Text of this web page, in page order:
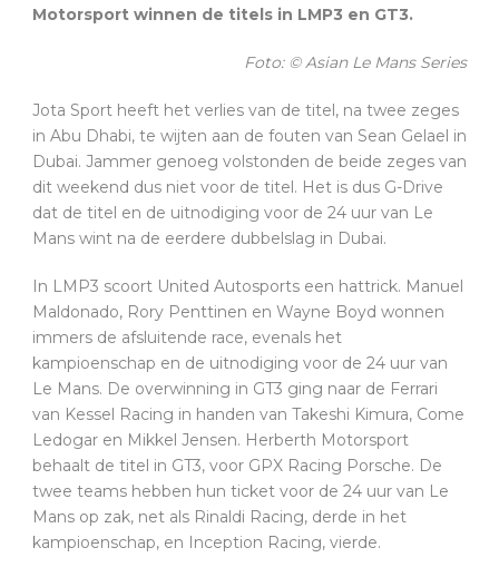
Motorsport winnen de titels in LMP3 en GT3.
Foto: © Asian Le Mans Series
Jota Sport heeft het verlies van de titel, na twee zeges
in Abu Dhabi, te wijten aan de fouten van Sean Gelael in
Dubai. Jammer genoeg volstonden de beide zeges van
dit weekend dus niet voor de titel. Het is dus G-Drive
dat de titel en de uitnodiging voor de 24 uur van Le
Mans wint na de eerdere dubbelslag in Dubai.
In LMP3 scoort United Autosports een hattrick. Manuel
Maldonado, Rory Penttinen en Wayne Boyd wonnen
immers de afsluitende race, evenals het
kampioenschap en de uitnodiging voor de 24 uur van
Le Mans. De overwinning in GT3 ging naar de Ferrari
van Kessel Racing in handen van Takeshi Kimura, Come
Ledogar en Mikkel Jensen. Herberth Motorsport
behaalt de titel in GT3, voor GPX Racing Porsche. De
twee teams hebben hun ticket voor de 24 uur van Le
Mans op zak, net als Rinaldi Racing, derde in het
kampioenschap, en Inception Racing, vierde.